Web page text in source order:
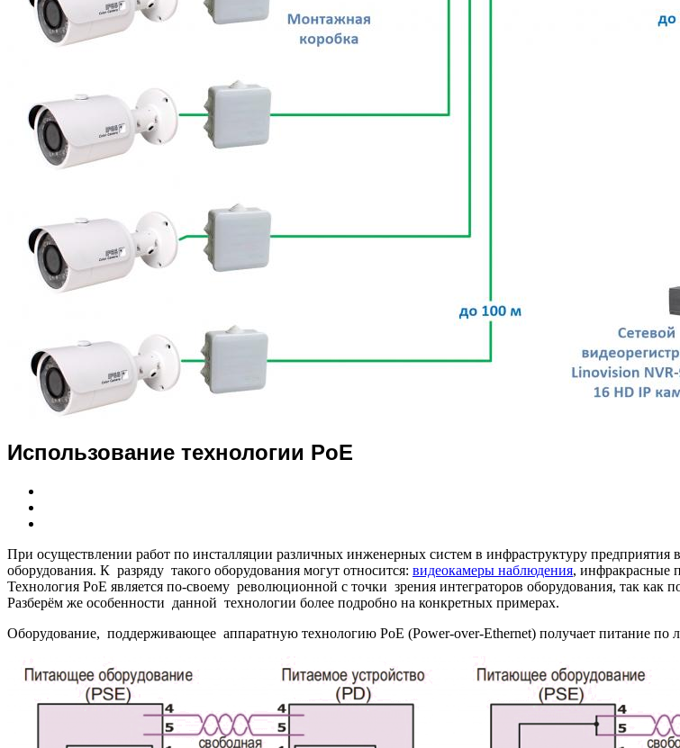
Использование технологии PoE
При осуществлении работ по инсталляции различных инженерных систем в инфраструктуру предприятия
оборудования. К разряду такого оборудования могут относится: видеокамеры наблюдения, инфракрасные
Технология PoE является по-своему революционной с точки зрения интеграторов оборудования, так
Разберём же особенности данной технологии более подробно на конкретных примерах.
Оборудование, поддерживающее аппаратную технологию PoE (Power-over-Ethernet) получает питание по